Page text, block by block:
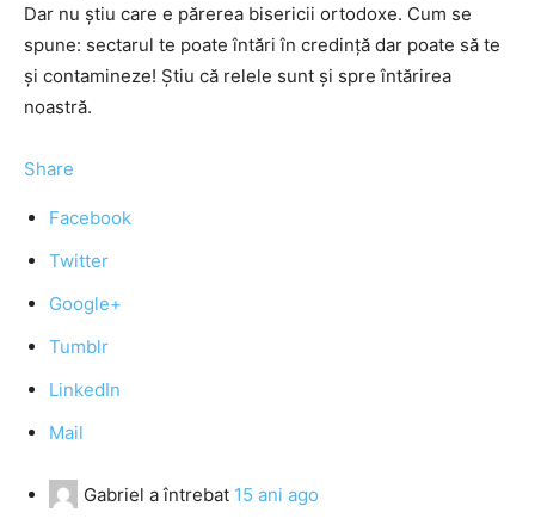
Dar nu ştiu care e părerea bisericii ortodoxe. Cum se
spune: sectarul te poate întări în credinţă dar poate să te
şi contamineze! Ştiu că relele sunt şi spre întărirea
noastră.
Share
Facebook
Twitter
Google+
Tumblr
LinkedIn
Mail
Gabriel a întrebat 15 ani ago